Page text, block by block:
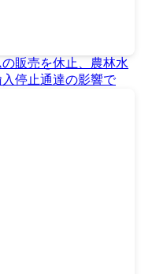
販売を休止、農林水
停止通達の影響で